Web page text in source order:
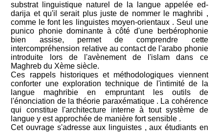
substrat linguistique naturel de la langue appelée ed-
darija et qu'il serait plus juste de nommer le maghribi ,
comme le font les linguistes moyen-orientaux . Seul une
punico phonie dominante à côté d'une berbérophonie
bien assise, permet de comprendre cette
intercompréhension relative au contact de l'arabo phonie
introduite lors de l'avènement de l'islam dans ce
Maghreb du Xème siècle.
Ces rappels historiques et méthodologiques viennent
conforter une exploration technique de l'intimité de la
langue maghribie en empruntant les outils de
l'énonciation de la théorie paraxématique . La cohérence
qui constitue l'architecture interne à tout système de
langue y est approchée de manière fort sensible .
Cet ouvrage s'adresse aux linguistes , aux étudiants en